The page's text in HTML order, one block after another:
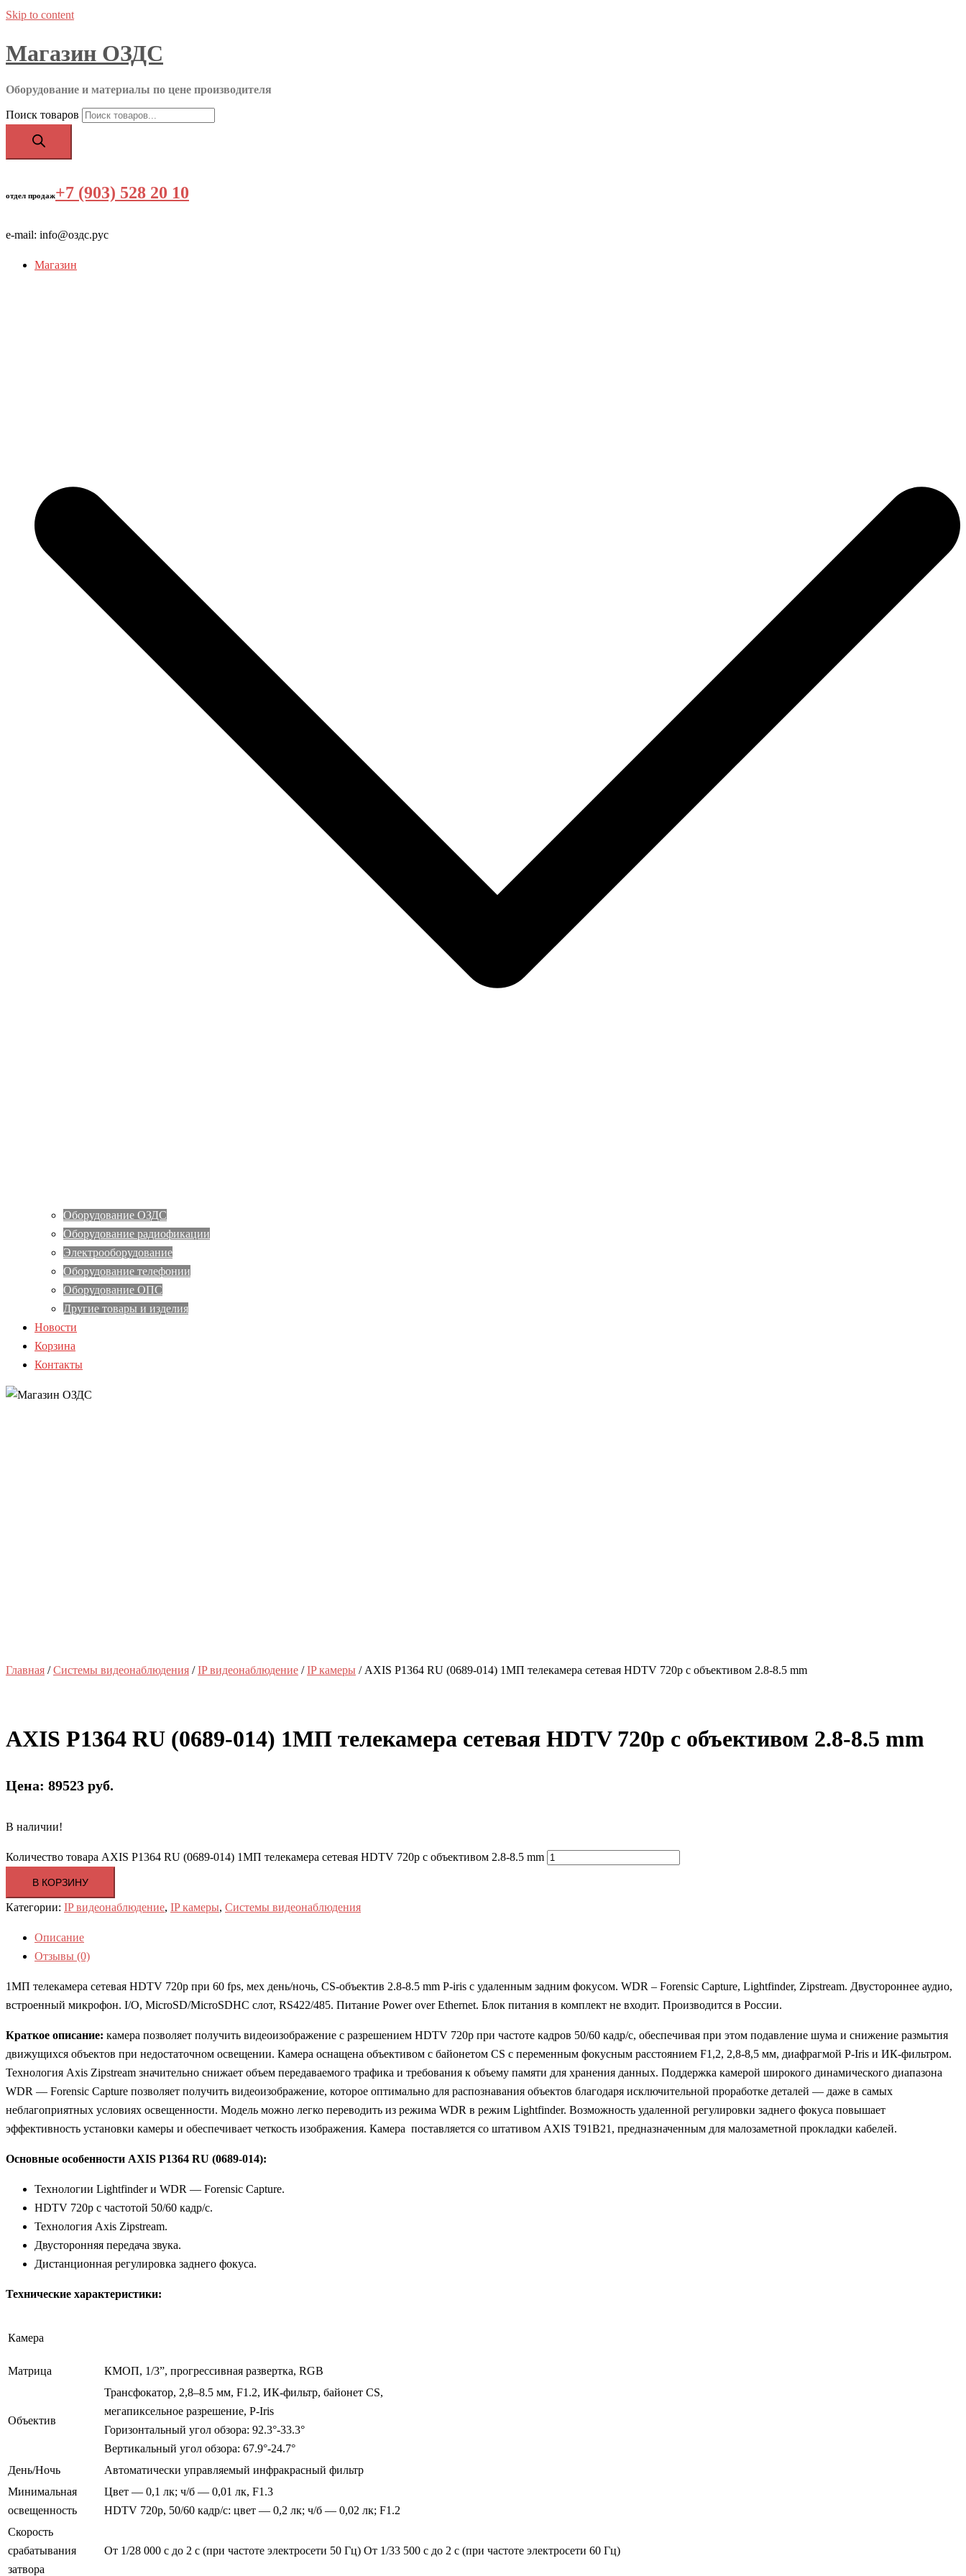
Skip to content
Магазин ОЗДС
Оборудование и материалы по цене производителя
Поиск товаров
отдел продаж+7 (903) 528 20 10
e-mail: info@оздс.рус
Магазин
Оборудование ОЗДС
Оборудование радиофикации
Электрооборудование
Оборудование телефонии
Оборудование ОПС
Другие товары и изделия
Новости
Корзина
Контакты
Главная /Системы видеонаблюдения /IP видеонаблюдение /IP камеры / AXIS P1364 RU (0689-014) 1МП телекамера сетевая HDTV 720p с объективом 2.8-8.5 mm
AXIS P1364 RU (0689-014) 1МП телекамера сетевая HDTV 720p с объективом 2.8-8.5 mm
Цена: 89523 руб.
В наличии!
Количество товара AXIS P1364 RU (0689-014) 1МП телекамера сетевая HDTV 720p с объективом 2.8-8.5 mm
В КОРЗИНУ
Категории: IP видеонаблюдение, IP камеры, Системы видеонаблюдения
Описание
Отзывы (0)
1МП телекамера сетевая HDTV 720p при 60 fps, мех день/ночь, CS-объектив 2.8-8.5 mm P-iris с удаленным задним фокусом. WDR – Forensic Capture, Lightfinder, Zipstream. Двустороннее аудио,
встроенный микрофон. I/O, MicroSD/MicroSDHC слот, RS422/485. Питание Power over Ethernet. Блок питания в комплект не входит. Производится в России.
Краткое описание: камера позволяет получить видеоизображение с разрешением HDTV 720p при частоте кадров 50/60 кадр/с, обеспечивая при этом подавление шума и снижение размытия
движущихся объектов при недостаточном освещении. Камера оснащена объективом с байонетом CS с переменным фокусным расстоянием F1,2, 2,8-8,5 мм, диафрагмой P-Iris и ИК-фильтром.
Технология Axis Zipstream значительно снижает объем передаваемого трафика и требования к объему памяти для хранения данных. Поддержка камерой широкого динамического диапазона
WDR — Forensic Capture позволяет получить видеоизображение, которое оптимально для распознавания объектов благодаря исключительной проработке деталей — даже в самых
неблагоприятных условиях освещенности. Модель можно легко переводить из режима WDR в режим Lightfinder. Возможность удаленной регулировки заднего фокуса повышает
эффективность установки камеры и обеспечивает четкость изображения. Камера поставляется со штативом AXIS T91B21, предназначенным для малозаметной прокладки кабелей.
Основные особенности AXIS P1364 RU (0689-014):
Технологии Lightfinder и WDR — Forensic Capture.
HDTV 720p с частотой 50/60 кадр/с.
Технология Axis Zipstream.
Двусторонняя передача звука.
Дистанционная регулировка заднего фокуса.
Технические характеристики:
Камера
Матрица КМОП, 1/3”, прогрессивная развертка, RGB
Объектив
Трансфокатор, 2,8–8.5 мм, F1.2, ИК-фильтр, байонет CS,
мегапиксельное разрешение, P-Iris
Горизонтальный угол обзора: 92.3°-33.3°
Вертикальный угол обзора: 67.9°-24.7°
День/Ночь
Автоматически управляемый инфракрасный фильтр
Минимальная
освещенность
Цвет — 0,1 лк; ч/б — 0,01 лк, F1.3
HDTV 720p, 50/60 кадр/с: цвет — 0,2 лк; ч/б — 0,02 лк; F1.2
Скорость
срабатывания
затвора
От 1/28 000 с до 2 с (при частоте электросети 50 Гц) От 1/33 500 с до 2 с (при частоте электросети 60 Гц)